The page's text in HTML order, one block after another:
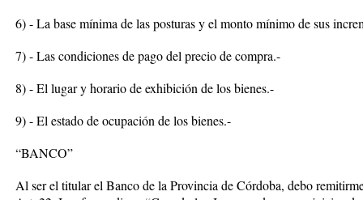
6) - La base mínima de las posturas y el monto mínimo de sus
7) - Las condiciones de pago del precio de compra.-
8) - El lugar y horario de exhibición de los bienes.-
9) - El estado de ocupación de los bienes.-
“BANCO”
Al ser el titular el Banco de la Provincia de Córdoba, debo